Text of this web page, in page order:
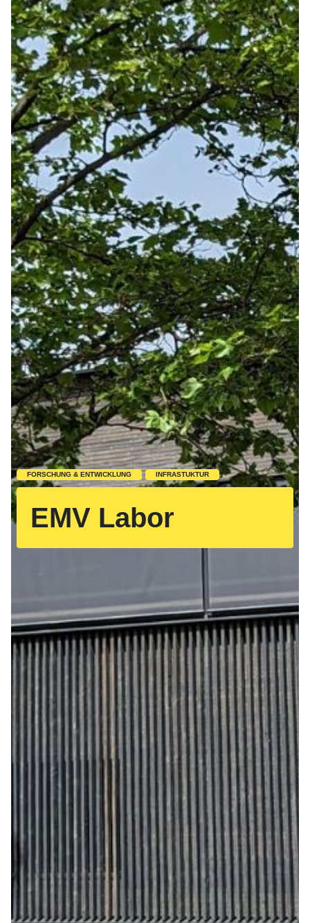
FORSCHUNG & ENTWICKLUNG INFRASTUKTUR
EMV Labor